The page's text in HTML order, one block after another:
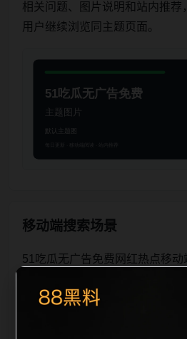
相关问题、图片说明和站内推荐
用户继续浏览同主题页面。
移动端搜索场景
51吃瓜无广告免费网红热点移
惯整理标题、描述、图片和站